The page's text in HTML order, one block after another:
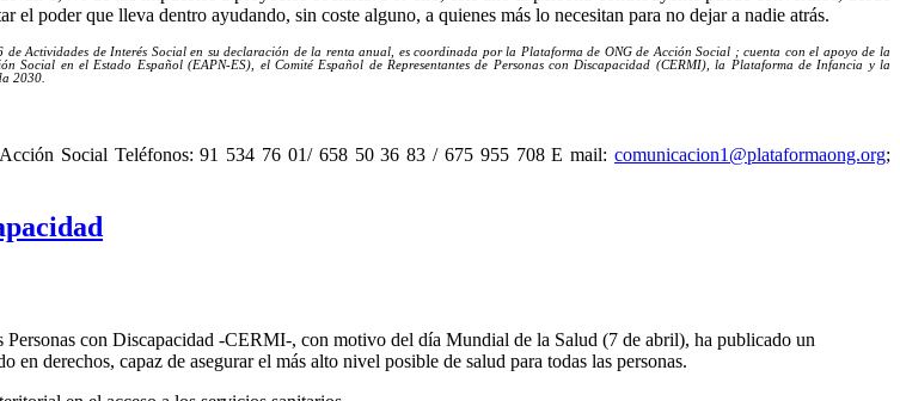
poder que lleva dentro ayudando, sin coste alguno, a quienes más lo necesitan para no dejar a nadie atrás.
Actividades de Interés Social en su declaración de la renta anual, es coordinada por la Plataforma de ONG de Acción Social ; cuenta con el apoyo de la
en el Estado Español (EAPN-ES), el Comité Español de Representantes de Personas con Discapacidad (CERMI), la Plataforma de Infancia y la
2030.
Social Teléfonos: 91 534 76 01/ 658 50 36 83 / 675 955 708 E mail:comunicacion1@plataformaong.org;
con Discapacidad -CERMI-, con motivo del día Mundial de la Salud (7 de abril), ha publicado un
derechos, capaz de asegurar el más alto nivel posible de salud para todas las personas.